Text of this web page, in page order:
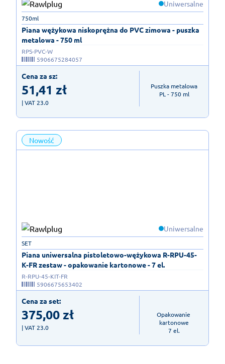
Uniwersalne
Piana wężykowa niskoprężna do PVC zimowa - puszka
metalowa - 750 ml
750ml
RPS-PVC-W
5906675284057
Cena za sz:
51,41 zł
| VAT 23.0
Puszka metalowa
PL - 750 ml
Nowość
Uniwersalne
Piana uniwersalna pistoletowo-wężykowa R-RPU-45-
K-FR zestaw - opakowanie kartonowe - 7 el.
SET
R-RPU-45-KIT-FR
5906675653402
Cena za set:
375,00zł
| VAT 23.0
Opakowanie
kartonowe
7 el.